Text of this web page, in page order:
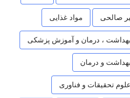
صالحی مواد غذایی
، درمان و آموزش پزشکی
و درمان
تحقیقات و فناوری